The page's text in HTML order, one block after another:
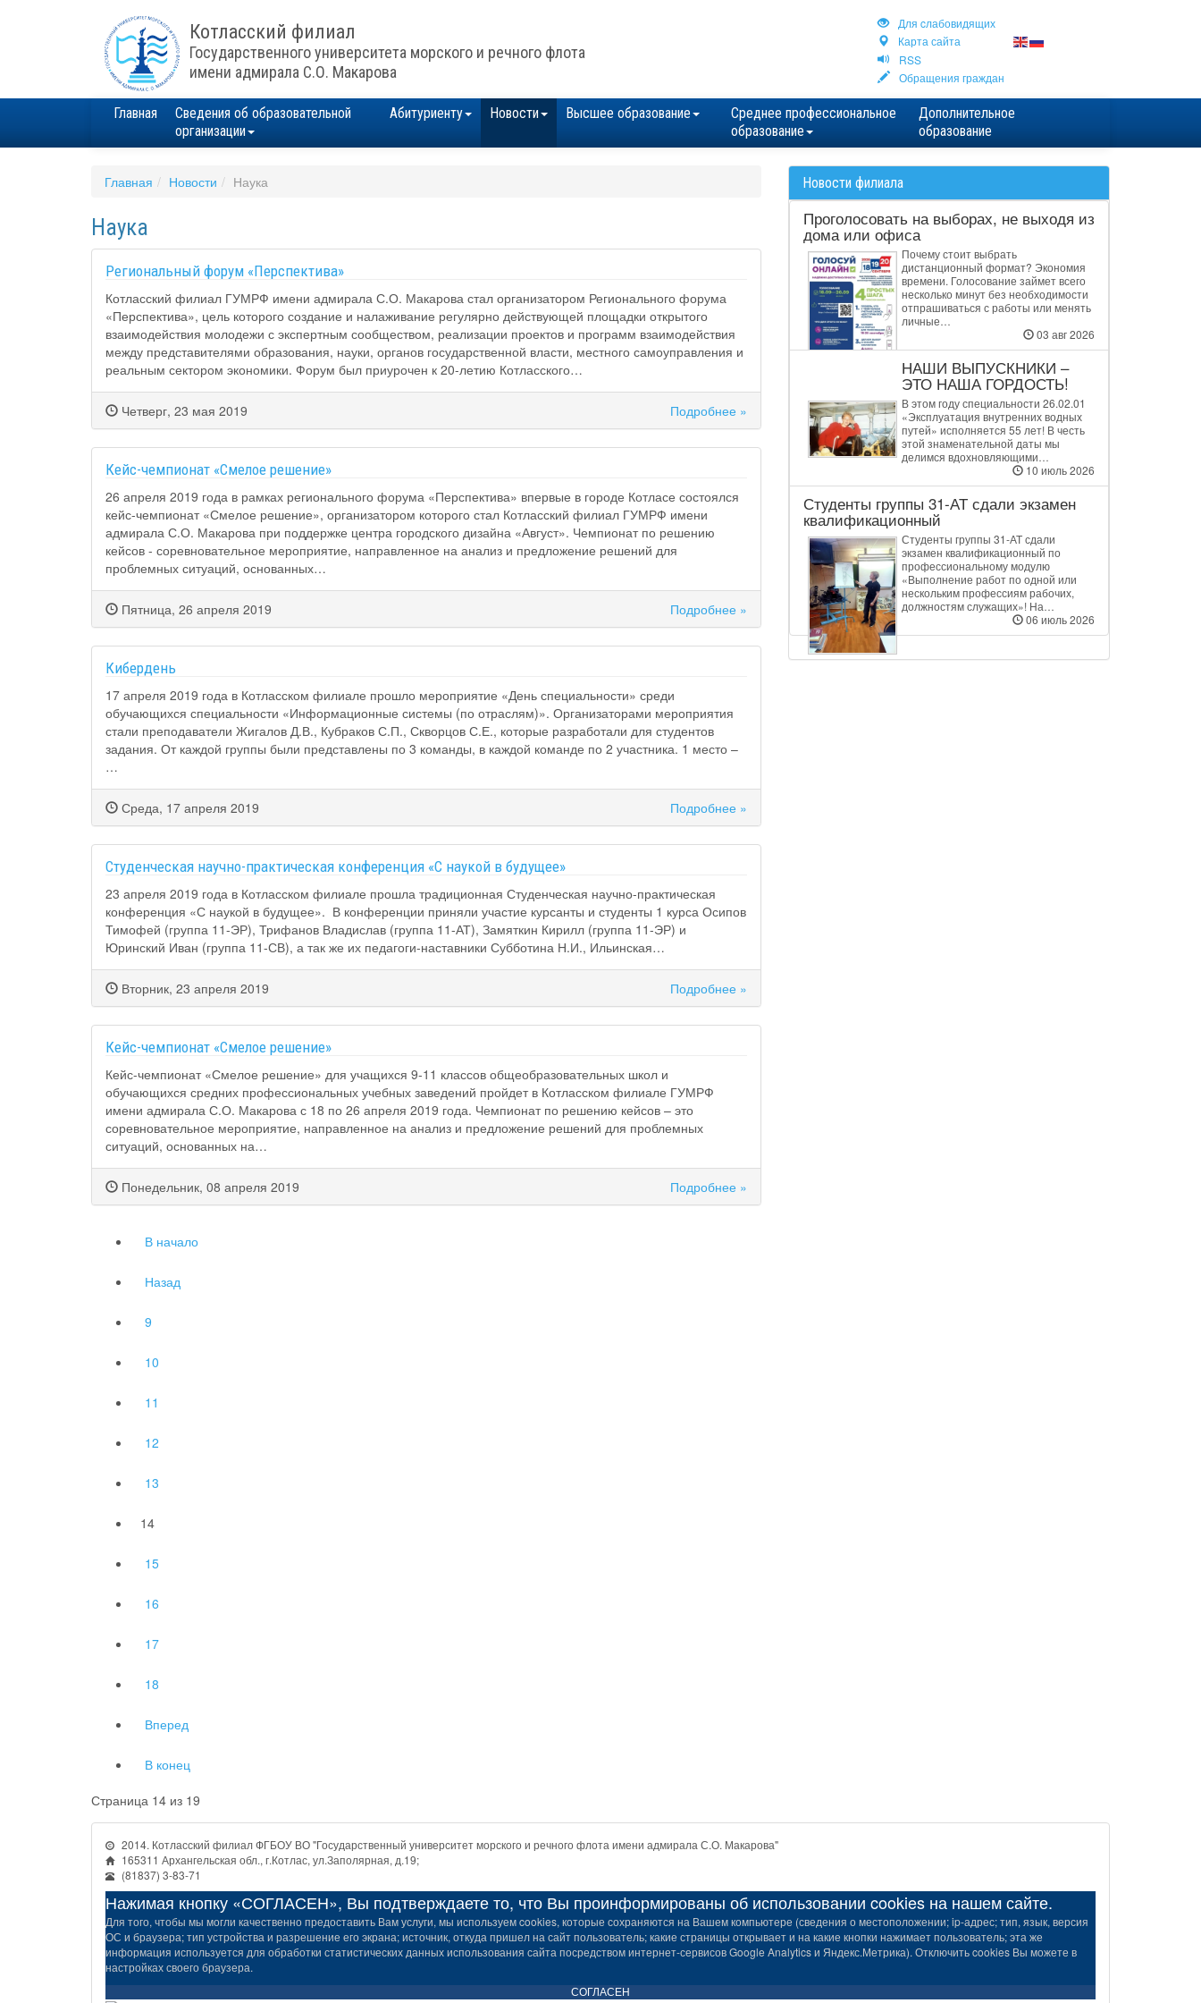
Котласский филиал
Государственного университета морского и речного флота
имени адмирала С.О. Макарова
Для cлабовидящих
Карта сайта
RSS
Обращения граждан
Главная
Сведения об образовательной
организации
Абитуриенту Новости Высшее образование
Среднее профессиональное
образование
Дополнительное
образование
Главная Новости Наука
Наука
Региональный форум «Перспектива»
Котласский филиал ГУМРФ имени адмирала С.О. Макарова стал организатором Регионального форума
«Перспектива», цель которого создание и налаживание регулярно действующей площадки открытого
взаимодействия молодежи с экспертным сообществом, реализации проектов и программ взаимодействия
между представителями образования, науки, органов государственной власти, местного самоуправления и
реальным сектором экономики. Форум был приурочен к 20-летию Котласского…
Четверг, 23 мая 2019 Подробнее »
Кейс-чемпионат «Смелое решение»
26 апреля 2019 года в рамках регионального форума «Перспектива» впервые в городе Котласе состоялся
кейс-чемпионат «Смелое решение», организатором которого стал Котласский филиал ГУМРФ имени
адмирала С.О. Макарова при поддержке центра городского дизайна «Август». Чемпионат по решению
кейсов - соревновательное мероприятие, направленное на анализ и предложение решений для
проблемных ситуаций, основанных…
Пятница, 26 апреля 2019 Подробнее »
Кибердень
17 апреля 2019 года в Котласском филиале прошло мероприятие «День специальности» среди
обучающихся специальности «Информационные системы (по отраслям)». Организаторами мероприятия
стали преподаватели Жигалов Д.В., Кубраков С.П., Скворцов С.Е., которые разработали для студентов
задания. От каждой группы были представлены по 3 команды, в каждой команде по 2 участника. 1 место –
…
Среда, 17 апреля 2019 Подробнее »
Студенческая научно-практическая конференция «С наукой в будущее»
23 апреля 2019 года в Котласском филиале прошла традиционная Студенческая научно-практическая
конференция «С наукой в будущее». В конференции приняли участие курсанты и студенты 1 курса Осипов
Тимофей (группа 11-ЭР), Трифанов Владислав (группа 11-АТ), Замяткин Кирилл (группа 11-ЭР) и
Юринский Иван (группа 11-СВ), а так же их педагоги-наставники Субботина Н.И., Ильинская…
Вторник, 23 апреля 2019 Подробнее »
Кейс-чемпионат «Смелое решение»
Кейс-чемпионат «Смелое решение» для учащихся 9-11 классов общеобразовательных школ и
обучающихся средних профессиональных учебных заведений пройдет в Котласском филиале ГУМРФ
имени адмирала С.О. Макарова с 18 по 26 апреля 2019 года. Чемпионат по решению кейсов – это
соревновательное мероприятие, направленное на анализ и предложение решений для проблемных
ситуаций, основанных на…
Понедельник, 08 апреля 2019 Подробнее »
В начало
Назад
9
10
11
12
13
14
15
16
17
18
Вперед
В конец
Страница 14 из 19
Новости филиала
Проголосовать на выборах, не выходя из
дома или офиса
Почему стоит выбрать
дистанционный формат? Экономия
времени. Голосование займет всего
несколько минут без необходимости
отпрашиваться с работы или менять
личные…
03 авг 2026
НАШИ ВЫПУСКНИКИ –
ЭТО НАША ГОРДОСТЬ!
В этом году специальности 26.02.01
«Эксплуатация внутренних водных
путей» исполняется 55 лет! В честь
этой знаменательной даты мы
делимся вдохновляющими…
10 июль 2026
Студенты группы 31‑АТ сдали экзамен
квалификационный
Студенты группы 31‑АТ сдали
экзамен квалификационный по
профессиональному модулю
«Выполнение работ по одной или
нескольким профессиям рабочих,
должностям служащих»! На…
06 июль 2026
2014. Котласский филиал ФГБОУ ВО "Государственный университет морского и речного флота имени адмирала С.О. Макарова"
165311 Архангельская обл., г.Котлас, ул.Заполярная, д.19;
(81837) 3-83-71
Нажимая кнопку «СОГЛАСЕН», Вы подтверждаете то, что Вы проинформированы об использовании cookies на нашем сайте.
Для того, чтобы мы могли качественно предоставить Вам услуги, мы используем cookies, которые сохраняются на Вашем компьютере (сведения о местоположении; ip-адрес; тип, язык, версия
ОС и браузера; тип устройства и разрешение его экрана; источник, откуда пришел на сайт пользователь; какие страницы открывает и на какие кнопки нажимает пользователь; эта же
информация используется для обработки статистических данных использования сайта посредством интернет-сервисов Google Analytics и Яндекс.Метрика). Отключить cookies Вы можете в
настройках своего браузера.
СОГЛАСЕН